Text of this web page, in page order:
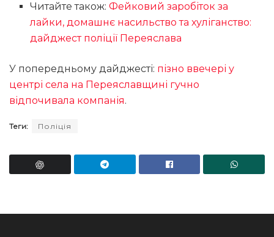
Читайте також:Фейковий заробіток за
лайки, домашнє насильство та хуліганство:
дайджест поліції Переяслава
У попередньому дайджесті: пізно ввечері у
центрі села на Переяславщині гучно
відпочивала компанія.
Теги: Поліція